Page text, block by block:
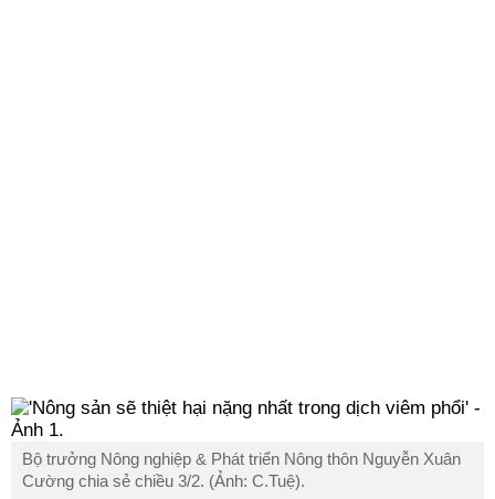
Bộ trưởng Nông nghiệp & Phát triển Nông thôn Nguyễn Xuân
Cường chia sẻ chiều 3/2. (Ảnh: C.Tuệ).